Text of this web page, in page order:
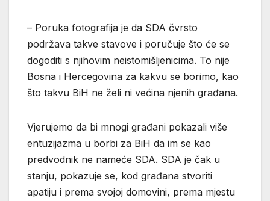
– Poruka fotografija je da SDA čvrsto
podržava takve stavove i poručuje što će se
dogoditi s njihovim neistomišljenicima. To nije
Bosna i Hercegovina za kakvu se borimo, kao
što takvu BiH ne želi ni većina njenih građana.
Vjerujemo da bi mnogi građani pokazali više
entuzijazma u borbi za BiH da im se kao
predvodnik ne nameće SDA. SDA je čak u
stanju, pokazuje se, kod građana stvoriti
apatiju i prema svojoj domovini, prema mjestu